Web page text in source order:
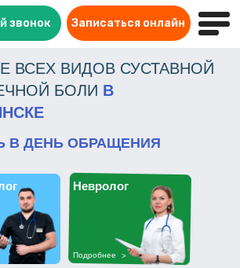
Записаться онлайн
Невролог
ВСЕХ ВИДОВ СУСТАВНОЙ
БОЛИ В
Подробнее >
+7 (351) 242-07-07
В ДЕНЬ ОБРАЩЕНИЯ